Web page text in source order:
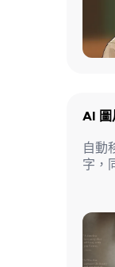
AI 圖
自動
字，